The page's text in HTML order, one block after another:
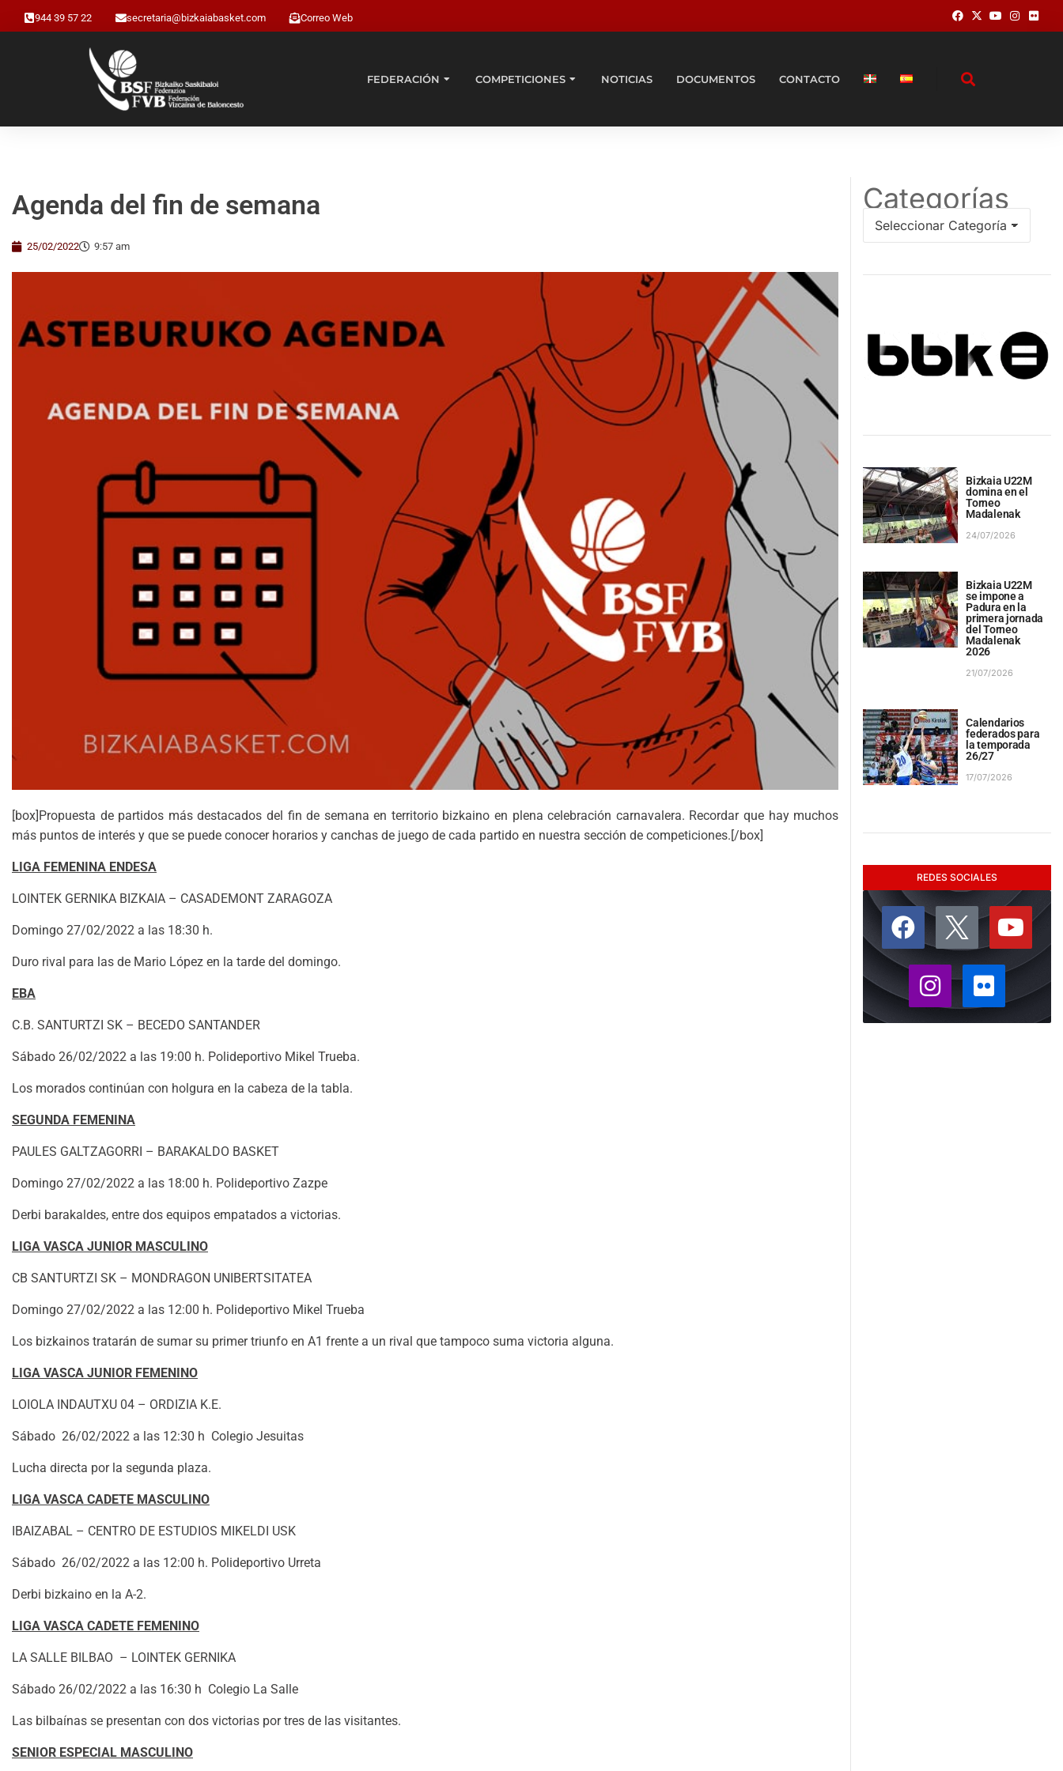
944 39 57 22 secretaria@bizkaiabasket.com Correo Web
FEDERACIÓN COMPETICIONES NOTICIAS DOCUMENTOS CONTACTO
Agenda del fin de semana
25/02/2022 9:57 am
[box]Propuesta de partidos más destacados del fin de semana en territorio bizkaino en plena celebración carnavalera. Recordar que hay muchos
más puntos de interés y que se puede conocer horarios y canchas de juego de cada partido en nuestra sección de competiciones.[/box]
LIGA FEMENINA ENDESA
LOINTEK GERNIKA BIZKAIA – CASADEMONT ZARAGOZA
Domingo 27/02/2022 a las 18:30 h.
Duro rival para las de Mario López en la tarde del domingo.
EBA
C.B. SANTURTZI SK – BECEDO SANTANDER
Sábado 26/02/2022 a las 19:00 h. Polideportivo Mikel Trueba.
Los morados continúan con holgura en la cabeza de la tabla.
SEGUNDA FEMENINA
PAULES GALTZAGORRI – BARAKALDO BASKET
Domingo 27/02/2022 a las 18:00 h. Polideportivo Zazpe
Derbi barakaldes, entre dos equipos empatados a victorias.
LIGA VASCA JUNIOR MASCULINO
CB SANTURTZI SK – MONDRAGON UNIBERTSITATEA
Domingo 27/02/2022 a las 12:00 h. Polideportivo Mikel Trueba
Los bizkainos tratarán de sumar su primer triunfo en A1 frente a un rival que tampoco suma victoria alguna.
LIGA VASCA JUNIOR FEMENINO
LOIOLA INDAUTXU 04 – ORDIZIA K.E.
Sábado 26/02/2022 a las 12:30 h Colegio Jesuitas
Lucha directa por la segunda plaza.
LIGA VASCA CADETE MASCULINO
IBAIZABAL – CENTRO DE ESTUDIOS MIKELDI USK
Sábado 26/02/2022 a las 12:00 h. Polideportivo Urreta
Derbi bizkaino en la A-2.
LIGA VASCA CADETE FEMENINO
LA SALLE BILBAO – LOINTEK GERNIKA
Sábado 26/02/2022 a las 16:30 h Colegio La Salle
Las bilbaínas se presentan con dos victorias por tres de las visitantes.
SENIOR ESPECIAL MASCULINO
Categorías
Bizkaia U22M
domina en el
Torneo
Madalenak
24/07/2026
Bizkaia U22M
se impone a
Padura en la
primera jornada
del Torneo
Madalenak
2026
21/07/2026
Calendarios
federados para
la temporada
26/27
17/07/2026
REDES SOCIALES